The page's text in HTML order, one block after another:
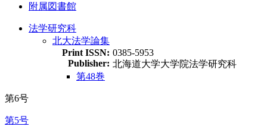
附属図書館
法学研究科
北大法学論集
Print ISSN: 0385-5953
Publisher: 北海道大学大学院法学研究科
第48巻
第6号
第5号